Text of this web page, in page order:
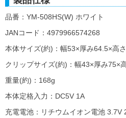
品番：YM-508HS(W) ホワイト
JANコード：4979966574268
本体サイズ(約)：幅53×厚み64.5×高
クリップサイズ(約)：幅43×厚み75×
重量(約)：168g
本体定格入力：DC5V 1A
充電電池：リチウムイオン電池 3.7V